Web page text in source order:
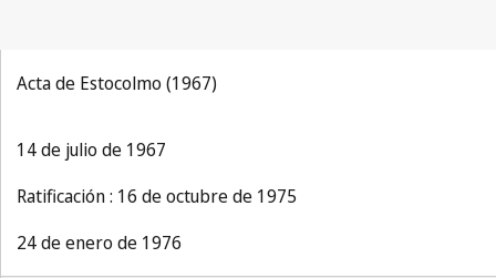
Acta de Estocolmo (1967)
14 de julio de 1967
Ratificación : 16 de octubre de 1975
24 de enero de 1976